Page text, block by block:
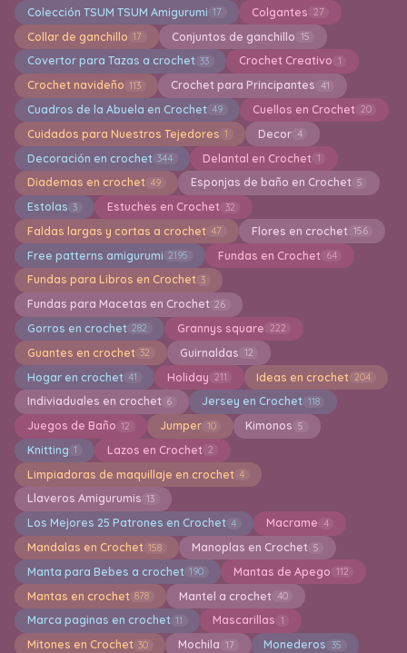
Colección TSUM TSUM Amigurumi 17 Colgantes 27
Collar de ganchillo 17 Conjuntos de ganchillo 15
Covertor para Tazas a crochet 33 Crochet Creativo 1
Crochet navideño 113 Crochet para Principantes 41
Cuadros de la Abuela en Crochet 49 Cuellos en Crochet 20
Cuidados para Nuestros Tejedores 1 Decor 4
Decoración en crochet 344 Delantal en Crochet 1
Diademas en crochet 49 Esponjas de baño en Crochet 5
Estolas 3 Estuches en Crochet 32
Faldas largas y cortas a crochet 47 Flores en crochet 156
Free patterns amigurumi 2195 Fundas en Crochet 64
Fundas para Libros en Crochet 3
Fundas para Macetas en Crochet 26
Gorros en crochet 282 Grannys square 222
Guantes en crochet 32 Guirnaldas 12
Hogar en crochet 41 Holiday 211 Ideas en crochet 204
Indiviaduales en crochet 6 Jersey en Crochet 118
Juegos de Baño 12 Jumper 10 Kimonos 5
Knitting 1 Lazos en Crochet 2
Limpiadoras de maquillaje en crochet 4
Llaveros Amigurumis 13
Los Mejores 25 Patrones en Crochet 4 Macrame 4
Mandalas en Crochet 158 Manoplas en Crochet 5
Manta para Bebes a crochet 190 Mantas de Apego 112
Mantas en crochet 878 Mantel a crochet 40
Marca paginas en crochet 11 Mascarillas 1
Mitones en Crochet 30 Mochila 17 Monederos 35